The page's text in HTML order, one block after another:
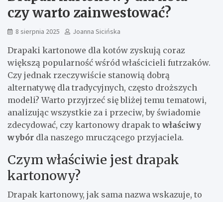
czy warto zainwestować?
8 sierpnia 2025 Joanna Sicińska
Drapaki kartonowe dla kotów zyskują coraz
większą popularność wśród właścicieli futrzaków.
Czy jednak rzeczywiście stanowią dobrą
alternatywę dla tradycyjnych, często droższych
modeli? Warto przyjrzeć się bliżej temu tematowi,
analizując wszystkie za i przeciw, by świadomie
zdecydować, czy kartonowy drapak towłaściwy
wybór dla naszego mruczącego przyjaciela.
Czym właściwie jest drapak
kartonowy?
Drapak kartonowy, jak sama nazwa wskazuje, to